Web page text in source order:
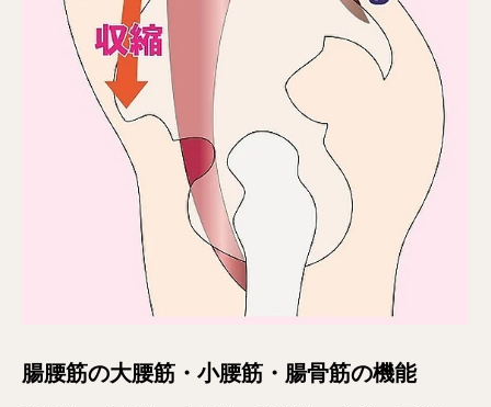
腸腰筋の大腰筋・小腰筋・腸骨筋の機能